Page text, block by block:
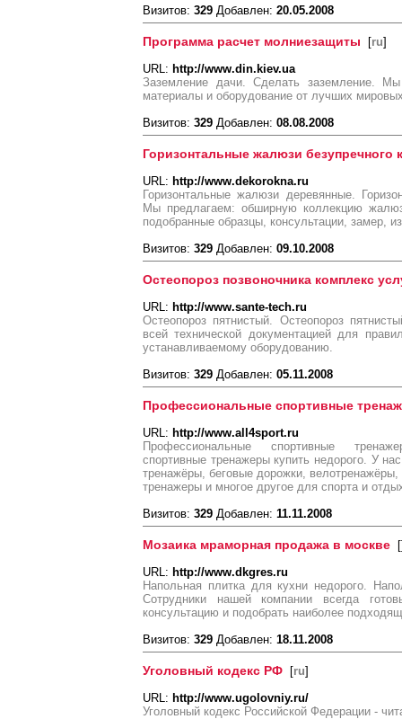
Визитов: 329 Добавлен: 20.05.2008
Программа расчет молниезащиты [ru]
URL: http://www.din.kiev.ua
Заземление дачи. Сделать заземление. Мы
материалы и оборудование от лучших
Визитов: 329 Добавлен: 08.08.2008
Горизонтальные жалюзи безупречного
URL: http://www.dekorokna.ru
Горизонтальные жалюзи деревянные.
Мы предлагаем: обширную коллекцию
подобранные образцы, консультации, замер,
Визитов: 329 Добавлен: 09.10.2008
Остеопороз позвоночника комплекс
URL: http://www.sante-tech.ru
Остеопороз пятнистый. Остеопороз
всей технической документацией для
устанавливаемому оборудованию.
Визитов: 329 Добавлен: 05.11.2008
Профессиональные спортивные
URL: http://www.all4sport.ru
Профессиональные спортивные
спортивные тренажеры купить недорого. У
тренажёры, беговые дорожки,
тренажеры и многое другое для спорта и
Визитов: 329 Добавлен: 11.11.2008
Мозаика мраморная продажа в москве [
URL: http://www.dkgres.ru
Напольная плитка для кухни недорого.
Сотрудники нашей компании всегда
консультацию и подобрать наиболее
Визитов: 329 Добавлен: 18.11.2008
Уголовный кодекс РФ [ru]
URL: http://www.ugolovniy.ru/
Уголовный кодекс Российской Федерации -